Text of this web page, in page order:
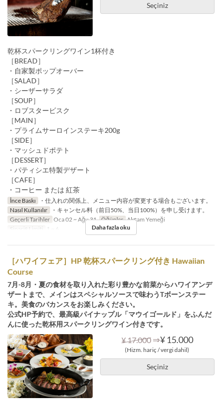
Seçiniz
乾杯スパークリングワイン1杯付き
［BREAD］
・自家製ポップオーバー
［SALAD］
・シーザーサラダ
［SOUP］
・ロブスタービスク
［MAIN］
・プライムサーロインステーキ200g
［SIDE］
・マッシュドポテト
［DESSERT］
・パティシエ特製デザート
［CAFE］
・コーヒー または 紅茶
İnce Baskı
・仕入れの関係上、メニュー内容が変更する場合もございます。
Nasıl Kullanılır
・キャンセル料（前日50%、当日100%）を申し受けます。
Geçerli Tarihler Oca 02 ~ Ağu 31 Öğünler Akşam Yemeği
Sipariş Limiti
1 ~ 6 Daha fazla oku
［ハワイフェア］HP 乾杯スパークリング付き Hawaiian
Course
7月-8月・夏の食材を取り入れた彩り豊かな前菜からハワイアンデ
ザートまで、メインはスペシャルソースで味わうTボーンステー
キ。美食のバカンスをお楽しみください。
公式HP予約で、最高級パイナップル「マウイゴールド」をふんだ
んに使った乾杯用スパークリングワイン付きです。
¥ 17.000 ⇒¥ 15.000
(Hizm. hariç / vergi dahil)
Seçiniz